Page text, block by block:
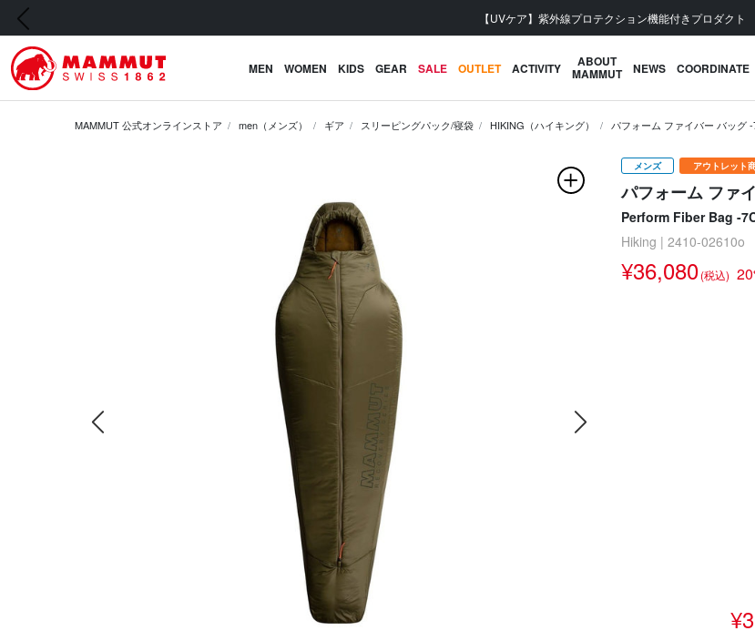
【UVケア】紫外線プロテクション機能付きプロダクト
前の画像
MEN WOMEN KIDS GEAR SALE OUTLET ACTIVITY ABOUT
MAMMUT NEWS COORDINATE
MAMMUT 公式オンラインストア men（メンズ） ギア スリーピングパック/寝袋 HIKING（ハイキング） パフォーム ファイバー バッグ
メンズ アウトレット
パフォーム ファ
Perform Fiber Bag -
Hiking | 2410-02610o
¥36,080(税込)